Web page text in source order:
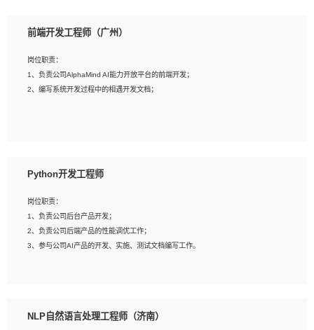
8、有良好的文档编写能力和沟通能力，有RHCE证书优先
岗位要求：
2、熟悉产品及需求规划工具，如:Axure、Xmind、MS Project等；
3、具备良好的交流协调能力，有较强的责任感、工作积极主动；
4、有较强的系统需求分析、文档编写能力、沟通能力；
前端开发工程师（广州）
岗位职责：
1、负责公司AlphaMind AI能力开放平台的前端开发；
2、编写系统开发过程中的相遇开发文档；
3、熟悉react/vue/angular任何一种前端框架，熟悉react优先；
5、善于沟通，具有团队意识；
Python开发工程师
岗位职责：
1、负责公司后台产品开发；
2、负责公司后端产品的性能调优工作；
3、参与公司AI产品的开发、实施、测试文档编写工作。
验的更佳；
NLP自然语言处理工程师（济南）